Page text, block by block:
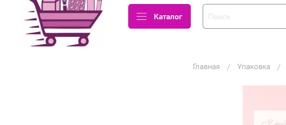
Каталог
Главная Упаковка